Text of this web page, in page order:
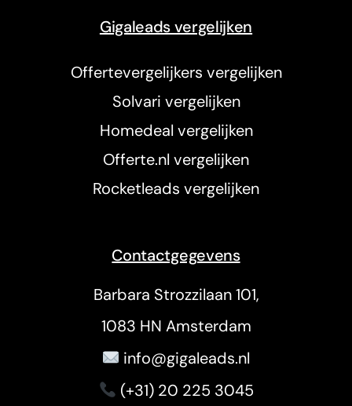
Gigaleads vergelijken
Offertevergelijkers vergelijken
Solvari vergelijken
Homedeal vergelijken
Offerte.nl vergelijken
Rocketleads vergelijken
Contactgegevens
Barbara Strozzilaan 101,
1083 HN Amsterdam
info@gigaleads.nl
(+31) 20 225 3045